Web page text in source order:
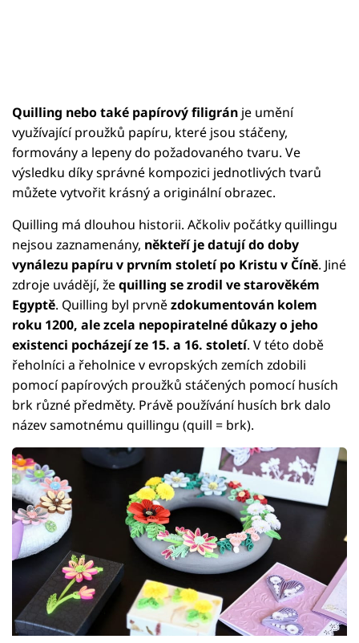
Quilling nebo také papírový filigrán je umění
využívající proužků papíru, které jsou stáčeny,
formovány a lepeny do požadovaného tvaru. Ve
výsledku díky správné kompozici jednotlivých tvarů
můžete vytvořit krásný a originální obrazec.
Quilling má dlouhou historii. Ačkoliv počátky quillingu
nejsou zaznamenány, někteří je datují do doby
vynálezu papíru v prvním století po Kristu v Číně. Jiné
zdroje uvádějí, žequilling se zrodil ve starověkém
Egyptě. Quilling byl prvnězdokumentován kolem
roku 1200, ale zcela nepopiratelné důkazy o jeho
existenci pocházejí ze 15. a 16. století. V této době
řeholníci a řeholnice v evropských zemích zdobili
pomocí papírových proužků stáčených pomocí husích
brk různé předměty. Právě používání husích brk dalo
název samotnému quillingu (quill = brk).